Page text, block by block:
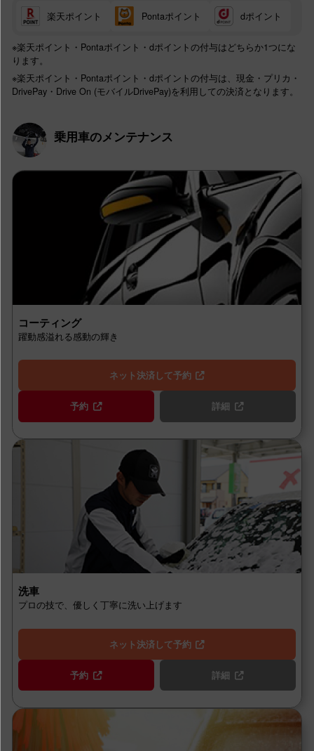
楽天ポイント Pontaポイント dポイント
※楽天ポイント・Pontaポイント・dポイントの付与はどちらか1つにな
ります。
※楽天ポイント・Pontaポイント・dポイントの付与は、現金・プリカ・
DrivePay・Drive On (モバイルDrivePay)を利用しての決済となります。
乗用車のメンテナンス
コーティング
躍動感溢れる感動の輝き
ネット決済して予約
予約 詳細
洗車
プロの技で、優しく丁寧に洗い上げます
ネット決済して予約
予約 詳細